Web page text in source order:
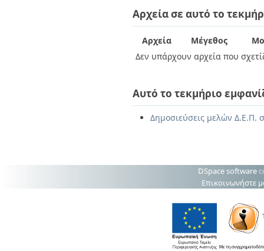
Αρχεία σε αυτό το
Αρχεία Μέγεθος
Δεν υπάρχουν αρχεία που
Αυτό το τεκμήριο
Δημοσιεύσεις μελών Δ.Ε.Π.
DSpace software
Επικοινωνήστε